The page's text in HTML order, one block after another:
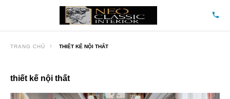
TRANG CHỦ THIẾT KẾ NỘI THẤT
thiết kế nội thất